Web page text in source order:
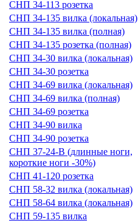
СНП 34-113 розетка
СНП 34-135 вилка (локальная)
СНП 34-135 вилка (полная)
СНП 34-135 розетка (полная)
СНП 34-30 вилка (локальная)
СНП 34-30 розетка
СНП 34-69 вилка (локальная)
СНП 34-69 вилка (полная)
СНП 34-69 розетка
СНП 34-90 вилка
СНП 34-90 розетка
СНП 37-24-В (длинные ноги,
короткие ноги -30%)
СНП 41-120 розетка
СНП 58-32 вилка (локальная)
СНП 58-64 вилка (локальная)
СНП 59-135 вилка